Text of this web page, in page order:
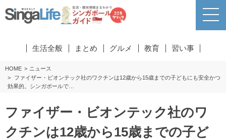
生活全般 まとめ グルメ 教育 習い事
HOME
ニュース
ファイザー・ビオンテック社のワクチンは12歳から15歳までの子どもにも安全かつ
効果的。シンガポールで…
ファイザー・ビオンテック社のワ
クチンは12歳から15歳までの子ど